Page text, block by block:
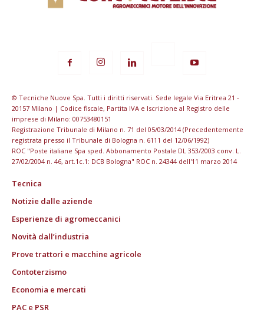
© Tecniche Nuove Spa. Tutti i diritti riservati. Sede legale Via Eritrea 21 -
20157 Milano | Codice fiscale, Partita IVA e Iscrizione al Registro delle
imprese di Milano: 00753480151
Registrazione Tribunale di Milano n. 71 del 05/03/2014 (Precedentemente
registrata presso il Tribunale di Bologna n. 6111 del 12/06/1992)
ROC "Poste italiane Spa sped. Abbonamento Postale DL 353/2003 conv. L.
27/02/2004 n. 46, art.1c.1: DCB Bologna" ROC n. 24344 dell'11 marzo 2014
Tecnica
Notizie dalle aziende
Esperienze di agromeccanici
Novità dall’industria
Prove trattori e macchine agricole
Contoterzismo
Economia e mercati
PAC e PSR